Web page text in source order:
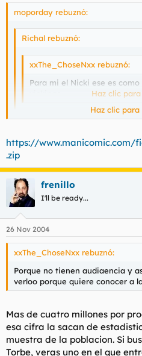
moporday rebuznó:
Richal rebuznó:
xxThe_ChoseNxx rebuznó:
Para mi el Nicki ese es
Haz clic
jaja no sabras donde bajar el
diciendo la famosa frase no??..
chow de flo me estuve riendo
Haz clic para
https://www.manicomic.com/
.zip
frenillo
I'll be ready...
26 Nov 2004
xxThe_ChoseNxx rebuznó:
Porque no tienen audiaencia y
verloo porque quiere conocer a
Mas de cuatro millones por
esa cifra la sacan de
muestra de la poblacion. Si
Torbe, veras uno en el que